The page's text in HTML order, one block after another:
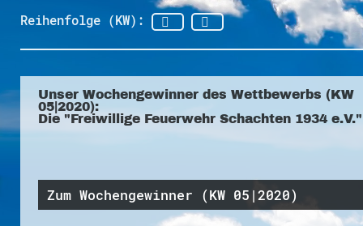
Reihenfolge (KW):
Unser Wochengewinner des Wettbewerbs (KW
05|2020):
Die "Freiwillige Feuerwehr Schachten 1934 e.V."
Zum Wochengewinner (KW 05|2020)